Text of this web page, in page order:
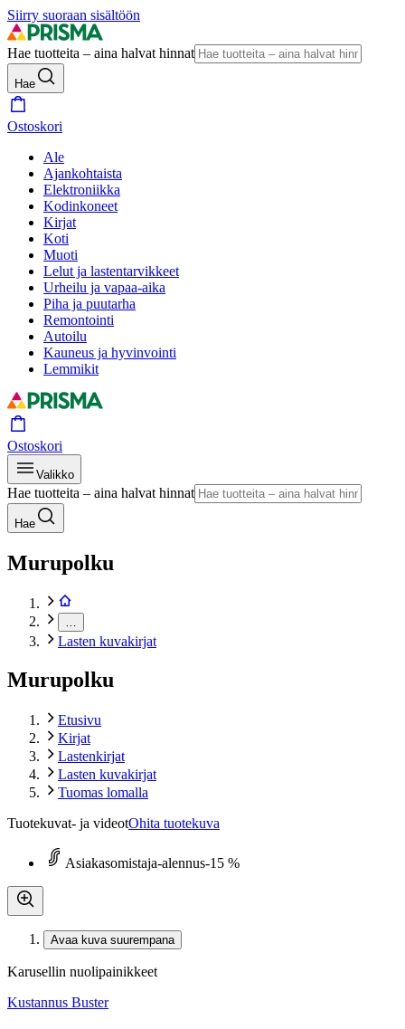
Siirry suoraan sisältöön
Hae tuotteita – aina halvat hinnat
Hae
Ostoskori
Ale
Ajankohtaista
Elektroniikka
Kodinkoneet
Kirjat
Koti
Muoti
Lelut ja lastentarvikkeet
Urheilu ja vapaa-aika
Piha ja puutarha
Remontointi
Autoilu
Kauneus ja hyvinvointi
Lemmikit
Ostoskori
Valikko
Hae tuotteita – aina halvat hinnat
Hae
Murupolku
Lasten kuvakirjat
Murupolku
Etusivu
Kirjat
Lastenkirjat
Lasten kuvakirjat
Tuomas lomalla
Tuotekuvat- ja videotOhita tuotekuva
Asiakasomistaja-alennus-15 %
Avaa kuva suurempana
Karusellin nuolipainikkeet
Kustannus Buster